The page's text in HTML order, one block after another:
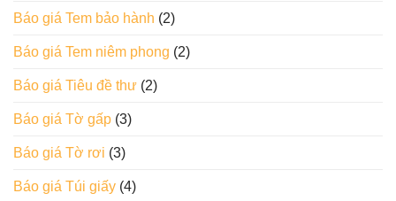
Báo giá Tem bảo hành (2)
Báo giá Tem niêm phong (2)
Báo giá Tiêu đề thư (2)
Báo giá Tờ gấp (3)
Báo giá Tờ rơi (3)
Báo giá Túi giấy (4)